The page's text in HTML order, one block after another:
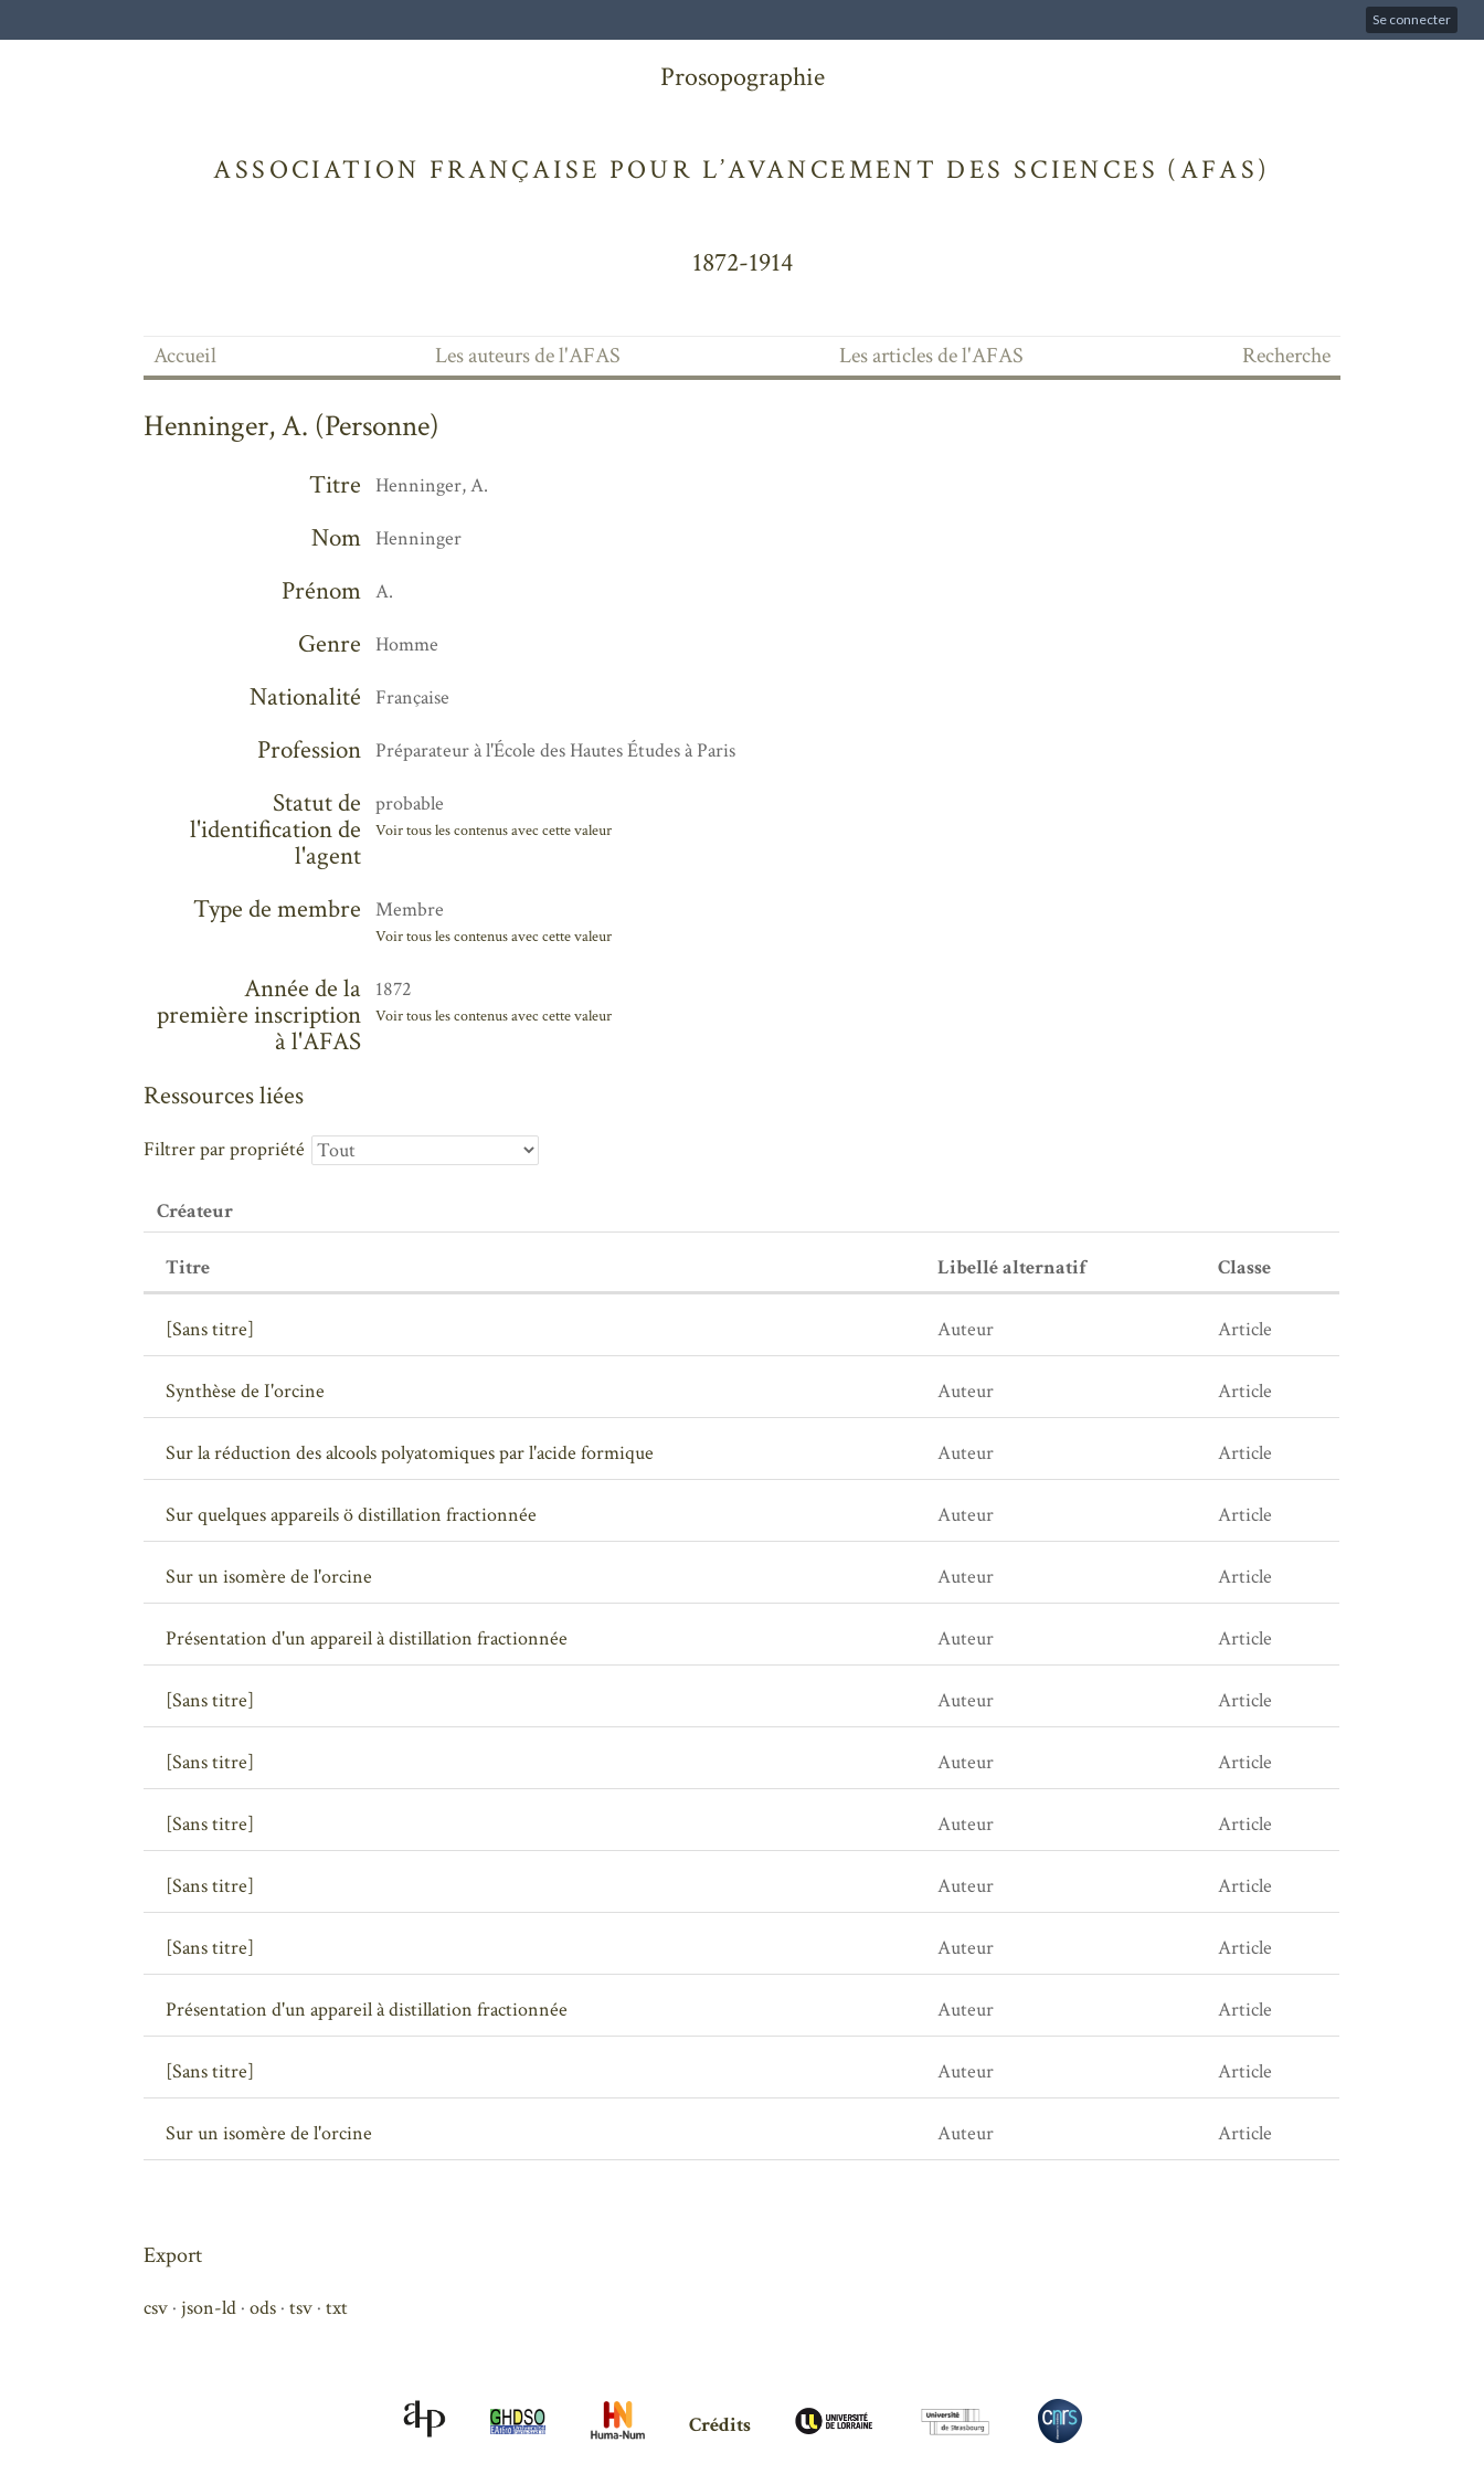
Se connecter
Prosopographie
ASSOCIATION FRANÇAISE POUR L’AVANCEMENT DES SCIENCES (AFAS)
1872-1914
Accueil Les auteurs de l'AFAS Les articles de l'AFAS Recherche
Henninger, A. (Personne)
Titre Henninger, A.
Nom Henninger
Prénom A.
Genre Homme
Nationalité Française
Profession Préparateur à l'École des Hautes Études à Paris
Statut de
l'identification de
l'agent
probable
Voir tous les contenus avec cette valeur
Type de membre Membre
Voir tous les contenus avec cette valeur
Année de la
première inscription
à l'AFAS
1872
Voir tous les contenus avec cette valeur
Ressources liées
Filtrer par propriété
Créateur
Titre Libellé alternatif Classe
[Sans titre] Auteur Article
Synthèse de I'orcine Auteur Article
Sur la réduction des alcools polyatomiques par l'acide formique Auteur Article
Sur quelques appareils ö distillation fractionnée Auteur Article
Sur un isomère de l'orcine Auteur Article
Présentation d'un appareil à distillation fractionnée Auteur Article
[Sans titre] Auteur Article
[Sans titre] Auteur Article
[Sans titre] Auteur Article
[Sans titre] Auteur Article
[Sans titre] Auteur Article
Présentation d'un appareil à distillation fractionnée Auteur Article
[Sans titre] Auteur Article
Sur un isomère de l'orcine Auteur Article
Export
csv json-ld ods tsv txt
Crédits